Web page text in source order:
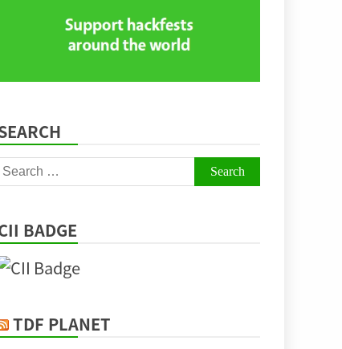
Search
BADGE
TDF PLANET